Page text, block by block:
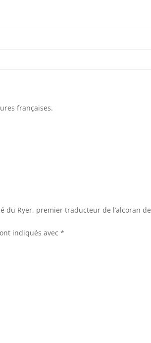
françaises.
du Ryer, premier traducteur de l’alcoran
indiqués avec*